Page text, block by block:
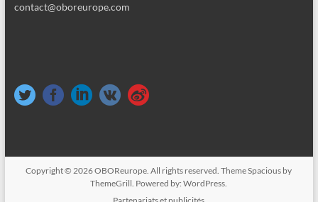
contact@oboreurope.com
Copyright © 2026OBOReurope. All rights reserved. ThemeSpacious by
ThemeGrill. Powered by:WordPress.